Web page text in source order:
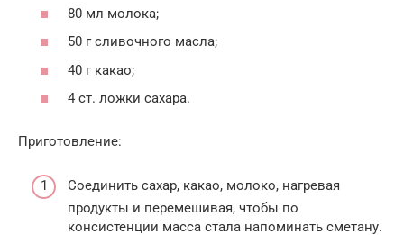
80 мл молока;
50 г сливочного масла;
40 г какао;
4 ст. ложки сахара.
Приготовление:
Соединить сахар, какао, молоко, нагревая
продукты и перемешивая, чтобы по
консистенции масса стала напоминать сметану.